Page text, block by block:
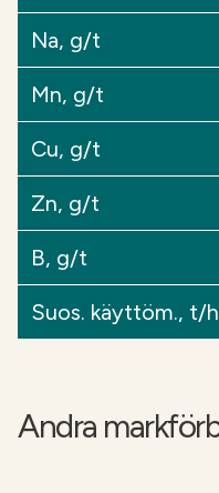
Na, g/t
Mn, g/t
Cu, g/t
Zn, g/t
B, g/t
Suos. käyttöm., t/
Andra